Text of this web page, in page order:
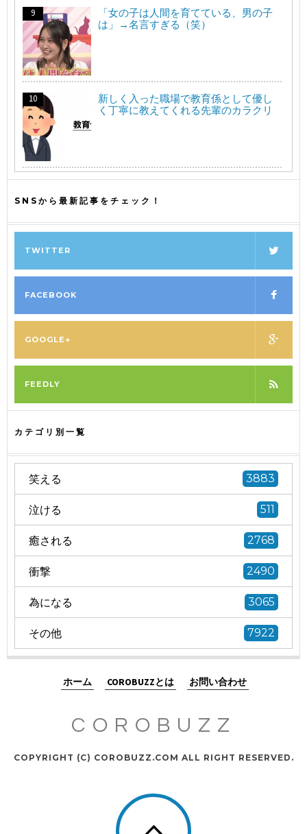
「女の子は人間を育てている、男の子
は」→名言すぎる（笑）
新しく入った職場で教育係として優し
く丁寧に教えてくれる先輩のカラクリ
SNSから最新記事をチェック！
TWITTER
FACEBOOK
GOOGLE+
FEEDLY
カテゴリ別一覧
笑える 3883
泣ける 511
癒される 2768
衝撃 2490
為になる 3065
その他 7922
ホーム COROBUZZとは お問い合わせ
COROBUZZ
COPYRIGHT (C) COROBUZZ.COM ALL RIGHT RESERVED.